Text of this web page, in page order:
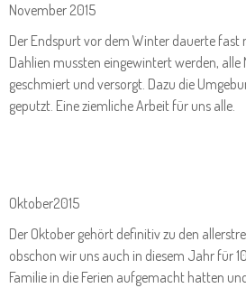
November 2015
Der Endspurt vor dem Winter dauerte fast
Dahlien mussten eingewintert werden, alle
geschmiert und versorgt. Dazu die
geputzt. Eine ziemliche Arbeit für uns alle.
Oktober2015
Der Oktober gehört definitiv zu den
obschon wir uns auch in diesem Jahr für
Familie in die Ferien aufgemacht hatten